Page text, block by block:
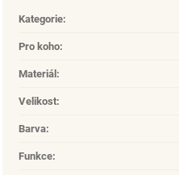
Kategorie:
Pro koho:
Materiál:
Velikost:
Barva:
Funkce: